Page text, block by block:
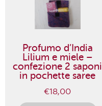
Profumo d’India
Lilium e miele –
confezione 2 saponi
in pochette saree
€18,00